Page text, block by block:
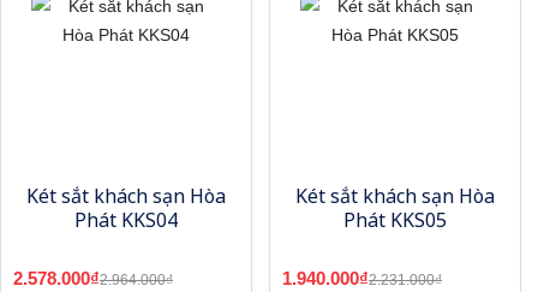
Két sắt khách sạn Hòa
Phát KKS04
2.578.000₫2.964.000₫
Két sắt khách sạn Hòa
Phát KKS05
1.940.000₫2.231.000₫